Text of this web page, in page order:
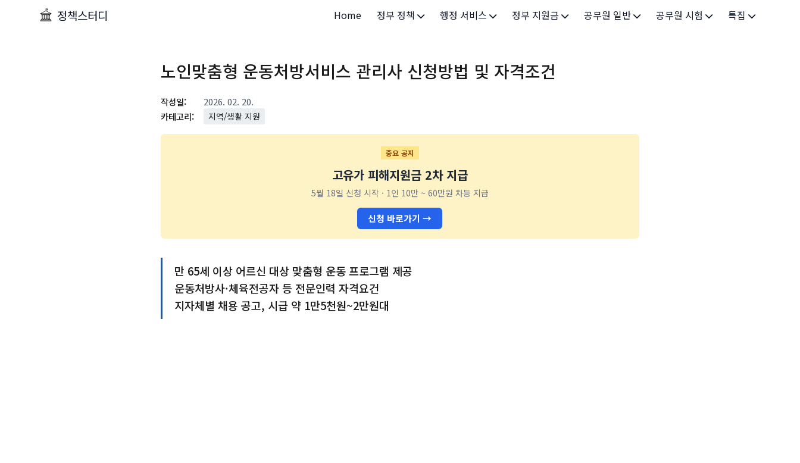
정책스터디 Home 정부 정책
정부 정책
행정 서비스
보조금24
세무/납부
기타 서비스
정부 지원금
소상공인
공무원 일반 공무원 시험 특집
노인맞춤형 운동처방서비스 관리사 신청방법 및 자격조건
작성일:
2026. 02. 20.
카테고리:
지역/생활 지원
중요 공지
고유가 피해지원금 2차 지급
5월 18일 신청 시작 · 1인 10만 ~ 60만원 차등 지급
신청 바로가기 →
만 65세 이상 어르신 대상 맞춤형 운동 프로그램 제공
운동처방사·체육전공자 등 전문인력 자격요건
지자체별 채용 공고, 시급 약 1만5천원~2만원대